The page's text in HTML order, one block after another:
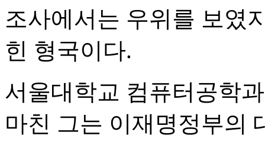
조사에서는 우위를 보였
힌 형국이다.
서울대학교 컴퓨터공학
마친 그는 이재명정부의